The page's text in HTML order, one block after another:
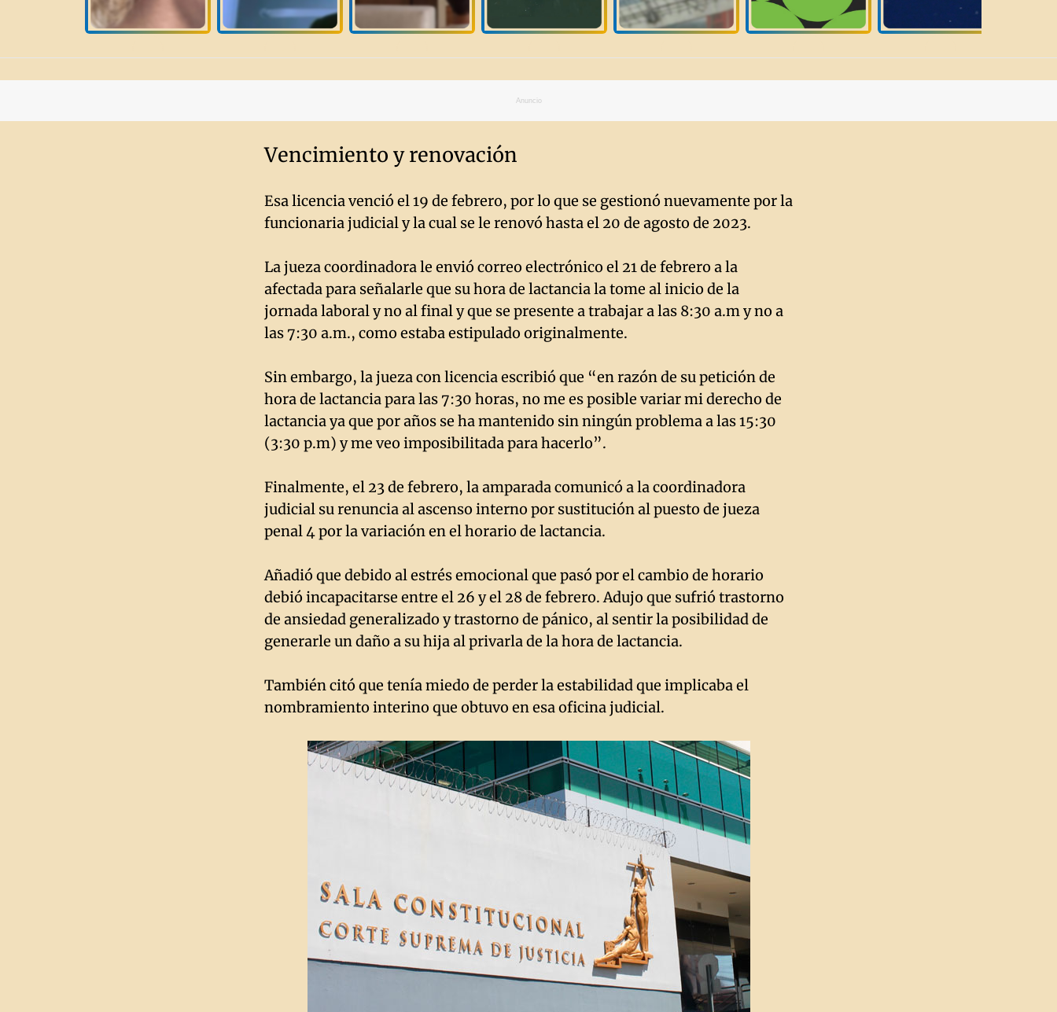
Anuncio
Vencimiento y renovación
Esa licencia venció el 19 de febrero, por lo que se gestionó nuevamente por la
funcionaria judicial y la cual se le renovó hasta el 20 de agosto de 2023.
La jueza coordinadora le envió correo electrónico el 21 de febrero a la
afectada para señalarle que su hora de lactancia la tome al inicio de la
jornada laboral y no al final y que se presente a trabajar a las 8:30 a.m y no a
las 7:30 a.m., como estaba estipulado originalmente.
Sin embargo, la jueza con licencia escribió que “en razón de su petición de
hora de lactancia para las 7:30 horas, no me es posible variar mi derecho de
lactancia ya que por años se ha mantenido sin ningún problema a las 15:30
(3:30 p.m) y me veo imposibilitada para hacerlo”.
Finalmente, el 23 de febrero, la amparada comunicó a la coordinadora
judicial su renuncia al ascenso interno por sustitución al puesto de jueza
penal 4 por la variación en el horario de lactancia.
Añadió que debido al estrés emocional que pasó por el cambio de horario
debió incapacitarse entre el 26 y el 28 de febrero. Adujo que sufrió trastorno
de ansiedad generalizado y trastorno de pánico, al sentir la posibilidad de
generarle un daño a su hija al privarla de la hora de lactancia.
También citó que tenía miedo de perder la estabilidad que implicaba el
nombramiento interino que obtuvo en esa oficina judicial.